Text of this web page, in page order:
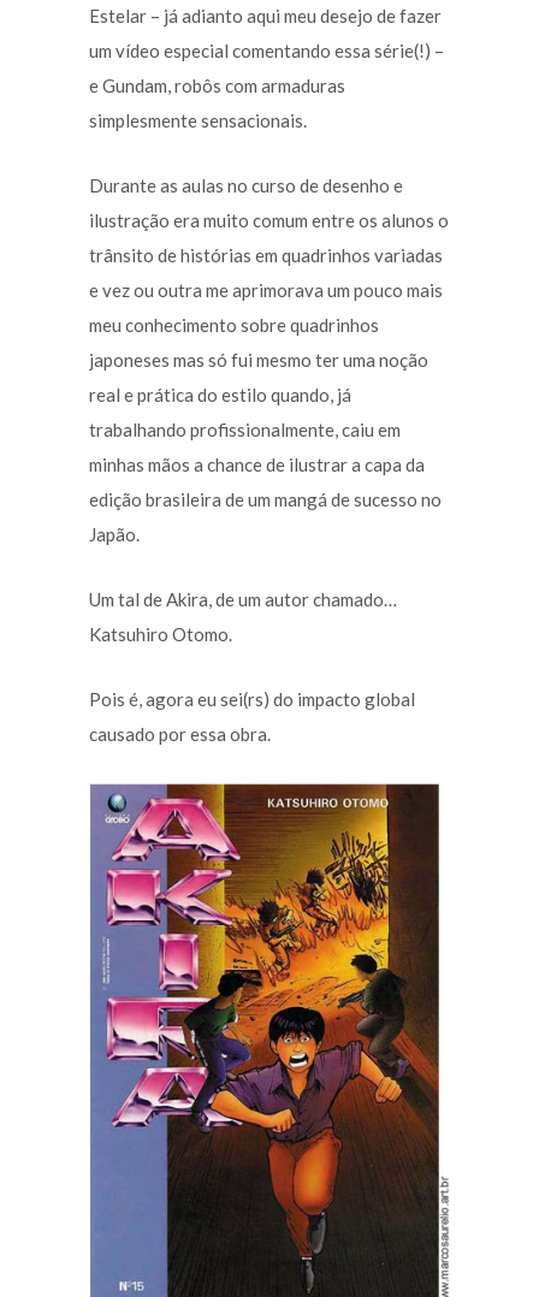
Estelar – já adianto aqui meu desejo de fazer
um vídeo especial comentando essa série(!) –
e Gundam, robôs com armaduras
simplesmente sensacionais.
Durante as aulas no curso de desenho e
ilustração era muito comum entre os alunos o
trânsito de histórias em quadrinhos variadas
e vez ou outra me aprimorava um pouco mais
meu conhecimento sobre quadrinhos
japoneses mas só fui mesmo ter uma noção
real e prática do estilo quando, já
trabalhando profissionalmente, caiu em
minhas mãos a chance de ilustrar a capa da
edição brasileira de um mangá de sucesso no
Japão.
Um tal de Akira, de um autor chamado…
Katsuhiro Otomo.
Pois é, agora eu sei(rs) do impacto global
causado por essa obra.